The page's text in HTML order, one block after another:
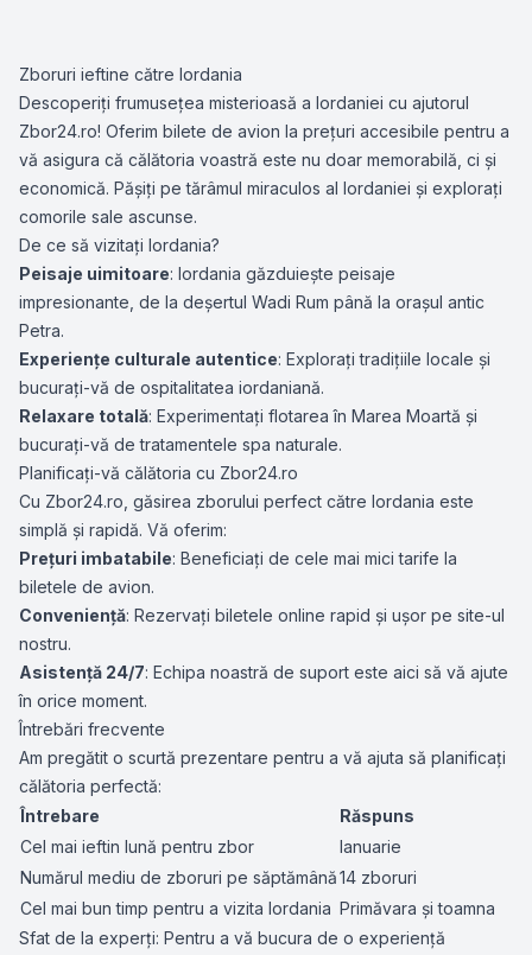
Zboruri ieftine către Iordania
Descoperiți frumusețea misterioasă a Iordaniei cu ajutorul
Zbor24.ro! Oferim bilete de avion la prețuri accesibile pentru a
vă asigura că călătoria voastră este nu doar memorabilă, ci și
economică. Pășiți pe tărâmul miraculos al Iordaniei și explorați
comorile sale ascunse.
De ce să vizitați Iordania?
Peisaje uimitoare: Iordania găzduiește peisaje
impresionante, de la deșertul Wadi Rum până la orașul antic
Petra.
Experiențe culturale autentice: Explorați tradițiile locale și
bucurați-vă de ospitalitatea iordaniană.
Relaxare totală: Experimentați flotarea în Marea Moartă și
bucurați-vă de tratamentele spa naturale.
Planificați-vă călătoria cu Zbor24.ro
Cu Zbor24.ro, găsirea zborului perfect către Iordania este
simplă și rapidă. Vă oferim:
Prețuri imbatabile: Beneficiați de cele mai mici tarife la
biletele de avion.
Conveniență: Rezervați biletele online rapid și ușor pe site-ul
nostru.
Asistență 24/7: Echipa noastră de suport este aici să vă ajute
în orice moment.
Întrebări frecvente
Am pregătit o scurtă prezentare pentru a vă ajuta să planificați
călătoria perfectă:
Întrebare
Răspuns
Cel mai ieftin lună pentru zbor
Ianuarie
Numărul mediu de zboruri pe săptămână14 zboruri
Cel mai bun timp pentru a vizita Iordania Primăvara și toamna
Sfat de la experți: Pentru a vă bucura de o experiență